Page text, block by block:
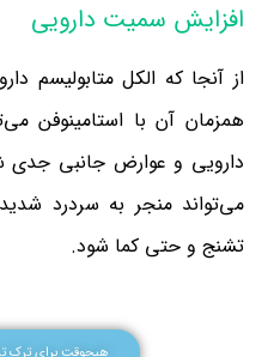
افزایش سمیت دارویی
از آنجا که الکل متابولیسم
همزمان آن با استامینوفن
دارویی و عوارض جانبی جدی
می‌تواند منجر به سردرد
تشنج و حتی کما شود.